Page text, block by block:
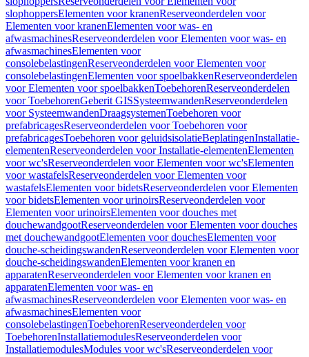
slophoppersElementen voor kranenReserveonderdelen voor
Elementen voor kranenElementen voor was- en
afwasmachinesReserveonderdelen voor Elementen voor was- en
afwasmachinesElementen voor
consolebelastingenReserveonderdelen voor Elementen voor
consolebelastingenElementen voor spoelbakkenReserveonderdelen
voor Elementen voor spoelbakkenToebehorenReserveonderdelen
voor ToebehorenGeberit GISSysteemwandenReserveonderdelen
voor SysteemwandenDraagsystemenToebehoren voor
prefabricagesReserveonderdelen voor Toebehoren voor
prefabricagesToebehoren voor geluidsisolatieBeplatingenInstallatie-
elementenReserveonderdelen voor Installatie-elementenElementen
voor wc'sReserveonderdelen voor Elementen voor wc'sElementen
voor wastafelsReserveonderdelen voor Elementen voor
wastafelsElementen voor bidetsReserveonderdelen voor Elementen
voor bidetsElementen voor urinoirsReserveonderdelen voor
Elementen voor urinoirsElementen voor douches met
douchewandgootReserveonderdelen voor Elementen voor douches
met douchewandgootElementen voor douchesElementen voor
douche-scheidingswandenReserveonderdelen voor Elementen voor
douche-scheidingswandenElementen voor kranen en
apparatenReserveonderdelen voor Elementen voor kranen en
apparatenElementen voor was- en
afwasmachinesReserveonderdelen voor Elementen voor was- en
afwasmachinesElementen voor
consolebelastingenToebehorenReserveonderdelen voor
ToebehorenInstallatiemodulesReserveonderdelen voor
InstallatiemodulesModules voor wc'sReserveonderdelen voor